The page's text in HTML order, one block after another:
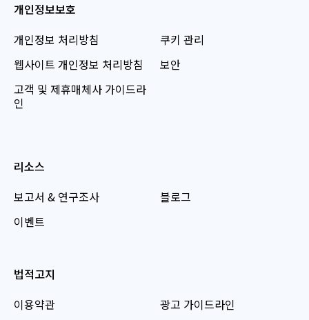
개인정보보호
개인정보 처리방침
웹사이트 개인정보 처리방침
고객 및 제휴매체사 가이드라
인
쿠키 관리
보안
리소스
보고서 & 연구조사
이벤트
블로그
법적고지
이용약관
광고 가이드라인